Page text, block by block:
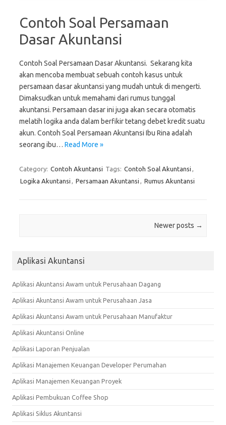
Contoh Soal Persamaan
Dasar Akuntansi
Contoh Soal Persamaan Dasar Akuntansi. Sekarang kita
akan mencoba membuat sebuah contoh kasus untuk
persamaan dasar akuntansi yang mudah untuk di mengerti.
Dimaksudkan untuk memahami dari rumus tunggal
akuntansi. Persamaan dasar ini juga akan secara otomatis
melatih logika anda dalam berfikir tetang debet kredit suatu
akun. Contoh Soal Persamaan Akuntansi Ibu Rina adalah
seorang ibu… Read More »
Category: Contoh Akuntansi Tags: Contoh Soal Akuntansi ,
Logika Akuntansi , Persamaan Akuntansi , Rumus Akuntansi
Newer posts →
Aplikasi Akuntansi
Aplikasi Akuntansi Awam untuk Perusahaan Dagang
Aplikasi Akuntansi Awam untuk Perusahaan Jasa
Aplikasi Akuntansi Awam untuk Perusahaan Manufaktur
Aplikasi Akuntansi Online
Aplikasi Laporan Penjualan
Aplikasi Manajemen Keuangan Developer Perumahan
Aplikasi Manajemen Keuangan Proyek
Aplikasi Pembukuan Coffee Shop
Aplikasi Siklus Akuntansi